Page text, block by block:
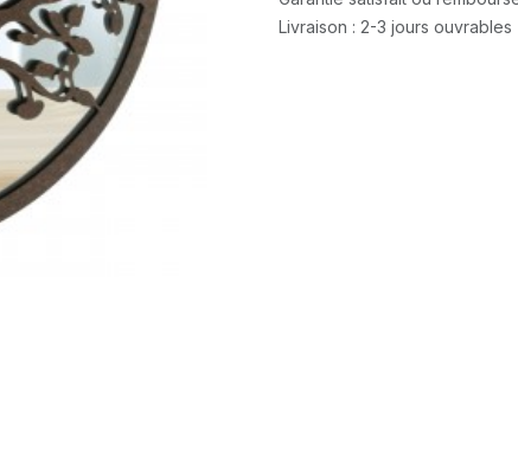
Livraison : 2-3 jours ouvrables